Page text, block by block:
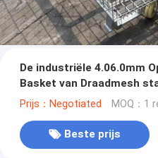
De industriële 4.06.0mm
Basket van Draadmesh
Prijs：Negotiated MOQ：1
Beste prijs